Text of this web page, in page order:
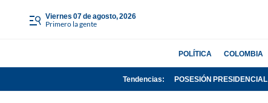
viernes 07 de agosto, 2026
Primero la gente
POLÍTICA COLOMBIA
Tendencias: POSESIÓN PRESIDENCIAL